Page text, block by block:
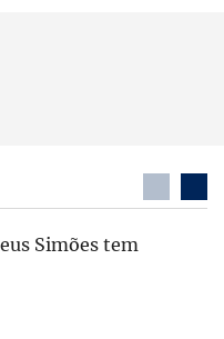
Simões tem